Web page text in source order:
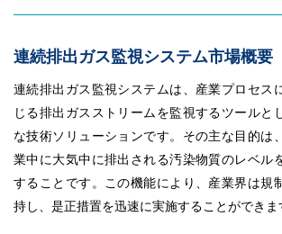
連続排出ガス監視システム市場概要
連続排出ガス監視システムは、産業プロセス
じる排出ガスストリームを監視するツールと
な技術ソリューションです。その主な目的は
業中に大気中に排出される汚染物質のレベル
することです。この機能により、産業界は規
持し、是正措置を迅速に実施することができま